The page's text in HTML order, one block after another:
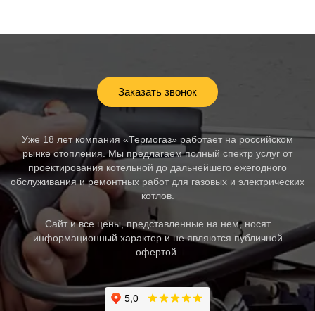
Заказать звонок
Уже 18 лет компания «Термогаз» работает на российском
рынке отопления. Мы предлагаем полный спектр услуг от
проектирования котельной до дальнейшего ежегодного
обслуживания и ремонтных работ для газовых и электрических
котлов.
Сайт и все цены, представленные на нем, носят
информационный характер и не являются публичной
офертой.